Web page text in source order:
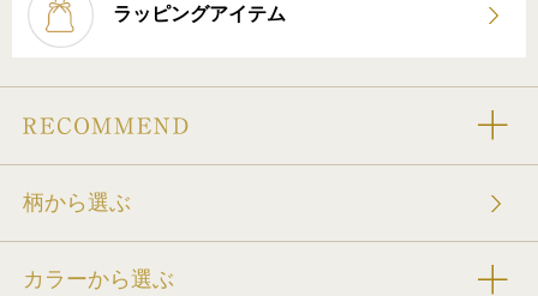
ラッピングアイテム
柄から選ぶ
カラーから選ぶ